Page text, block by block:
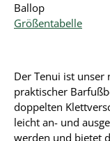
Ballop
Größentabelle
Der Tenui ist unser
praktischer
doppelten
leicht an- und
werden und bietet